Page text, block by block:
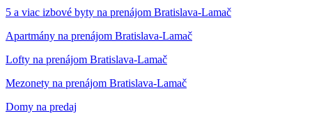
5 a viac izbové byty na prenájom Bratislava-Lamač
Apartmány na prenájom Bratislava-Lamač
Lofty na prenájom Bratislava-Lamač
Mezonety na prenájom Bratislava-Lamač
Domy na predaj